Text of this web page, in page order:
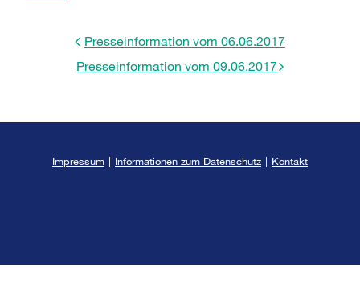
Presseinformation vom 06.06.2017
Presseinformation vom 09.06.2017
Impressum | Informationen zum Datenschutz | Kontakt